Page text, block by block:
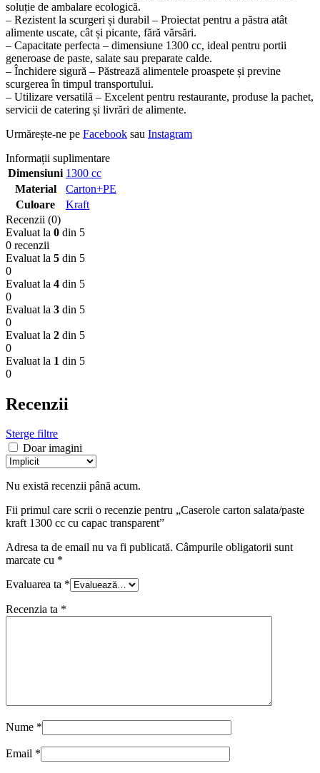
soluție de ambalare ecologică.
– Rezistent la scurgeri și durabil – Proiectat pentru a păstra atât
alimente uscate, cât și picante, fără vărsări.
– Capacitate perfecta – dimensiune 1300 cc, ideal pentru portii
generoase de paste, salate sau preparate calde.
– Închidere sigură – Păstrează alimentele proaspete și previne
scurgerea în timpul transportului.
– Utilizare versatilă – Excelent pentru restaurante, produse la pachet,
servicii de catering și livrări de alimente.
Urmărește-ne pe Facebook sau Instagram
Informații suplimentare
Dimensiuni 1300 cc
Material
Carton+PE
Culoare
Kraft
Recenzii (0)
Evaluat la 0 din 5
0 recenzii
Evaluat la 5 din 5
0
Evaluat la 4 din 5
0
Evaluat la 3 din 5
0
Evaluat la 2 din 5
0
Evaluat la 1 din 5
0
Recenzii
Sterge filtre
Doar imagini
Nu există recenzii până acum.
Fii primul care scrii o recenzie pentru „Caserole carton salata/paste
kraft 1300 cc cu capac transparent”
Adresa ta de email nu va fi publicată. Câmpurile obligatorii sunt
marcate cu *
Evaluarea ta *
Recenzia ta *
Nume *
Email *